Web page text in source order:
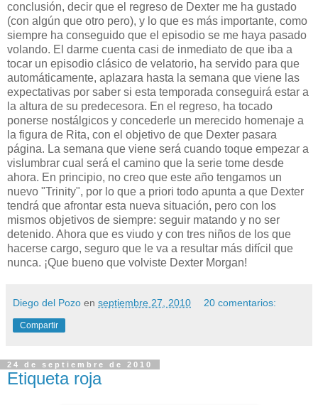
conclusión, decir que el regreso de Dexter me ha gustado
(con algún que otro pero), y lo que es más importante, como
siempre ha conseguido que el episodio se me haya pasado
volando. El darme cuenta casi de inmediato de que iba a
tocar un episodio clásico de velatorio, ha servido para que
automáticamente, aplazara hasta la semana que viene las
expectativas por saber si esta temporada conseguirá estar a
la altura de su predecesora. En el regreso, ha tocado
ponerse nostálgicos y concederle un merecido homenaje a
la figura de Rita, con el objetivo de que Dexter pasara
página. La semana que viene será cuando toque empezar a
vislumbrar cual será el camino que la serie tome desde
ahora. En principio, no creo que este año tengamos un
nuevo "Trinity", por lo que a priori todo apunta a que Dexter
tendrá que afrontar esta nueva situación, pero con los
mismos objetivos de siempre: seguir matando y no ser
detenido. Ahora que es viudo y con tres niños de los que
hacerse cargo, seguro que le va a resultar más difícil que
nunca. ¡Que bueno que volviste Dexter Morgan!
Diego del Pozo en septiembre 27, 2010 20 comentarios:
Compartir
24 de septiembre de 2010
Etiqueta roja